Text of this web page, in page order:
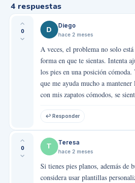
4 respuestas
0 D Diego
hace 2 meses
A veces, el problema no solo
forma en que te sientas. Intenta
los pies en una posición cómoda.
que me ayuda mucho a
con mis zapatos cómodos, se
↩ Responder
0 T Teresa
hace 2 meses
Si tienes pies planos, además de
considera usar plantillas